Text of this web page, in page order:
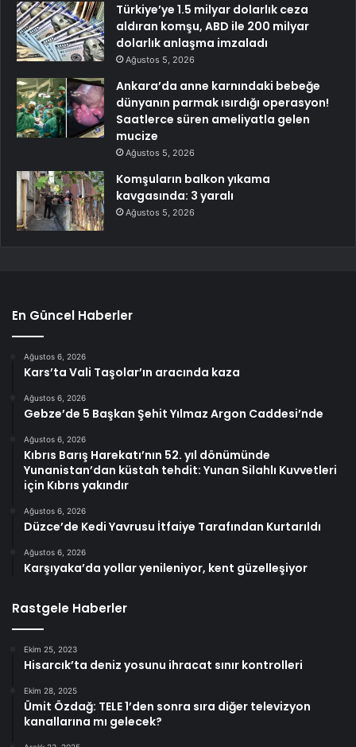
Türkiye’ye 1.5 milyar dolarlık ceza
aldıran komşu, ABD ile 200 milyar
dolarlık anlaşma imzaladı
Ağustos 5, 2026
Ankara’da anne karnındaki bebeğe
dünyanın parmak ısırdığı operasyon!
Saatlerce süren ameliyatla gelen
mucize
Ağustos 5, 2026
Komşuların balkon yıkama
kavgasında: 3 yaralı
Ağustos 5, 2026
En Güncel Haberler
Ağustos 6, 2026
Kars’ta Vali Taşolar’ın aracında kaza
Ağustos 6, 2026
Gebze’de 5 Başkan Şehit Yılmaz Argon Caddesi’nde
Ağustos 6, 2026
Kıbrıs Barış Harekatı’nın 52. yıl dönümünde
Yunanistan’dan küstah tehdit: Yunan Silahlı Kuvvetleri
için Kıbrıs yakındır
Ağustos 6, 2026
Düzce’de Kedi Yavrusu İtfaiye Tarafından Kurtarıldı
Ağustos 6, 2026
Karşıyaka’da yollar yenileniyor, kent güzelleşiyor
Rastgele Haberler
Ekim 25, 2023
Hisarcık’ta deniz yosunu ihracat sınır kontrolleri
Ekim 28, 2025
Ümit Özdağ: TELE 1’den sonra sıra diğer televizyon
kanallarına mı gelecek?